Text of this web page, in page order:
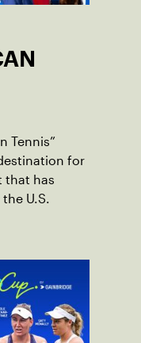
Tennis”
for
that has
U.S.